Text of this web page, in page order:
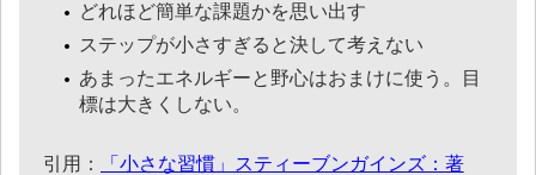
どれほど簡単な課題かを思い出す
ステップが小さすぎると決して考えない
あまったエネルギーと野心はおまけに使う。目
標は大きくしない。
引用：
「小さな習慣」スティーブンガインズ：著